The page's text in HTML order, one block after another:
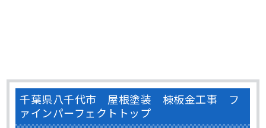
千葉県八千代市 屋根塗装 棟板金工事 フ
ァインパーフェクトトップ